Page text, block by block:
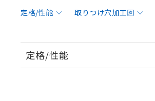
定格/性能 取りつけ穴加工図
定格/性能